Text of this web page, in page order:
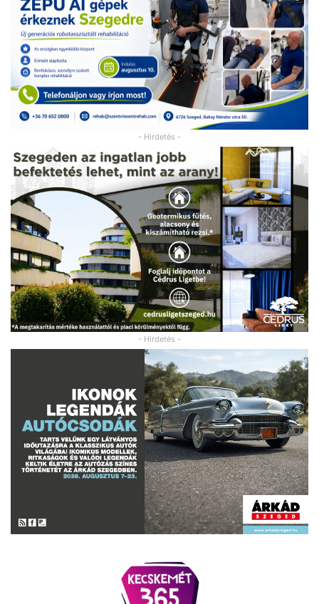
- Hirdetés -
- Hirdetés -